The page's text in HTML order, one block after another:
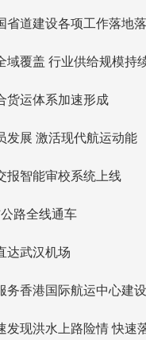
省道建设各项工作落地
域覆盖 行业供给规模持
货运体系加速形成
发展 激活现代航运动能
报智能审校系统上线
路全线通车
达武汉机场
务香港国际航运中心建设